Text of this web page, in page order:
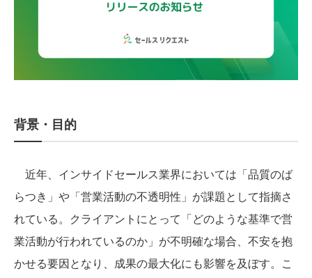
背景・目的
近年、インサイドセールス業界においては「品質のば
らつき」や「営業活動の不透明性」が課題として指摘さ
れている。クライアントにとって「どのような基準で営
業活動が行われているのか」が不明確な場合、不安を抱
かせる要因となり、成果の最大化にも影響を及ぼす。こ